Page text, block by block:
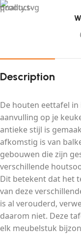
Description
De houten eettafel
aanvulling op je
antieke stijl is
afkomstig is van
gebouwen die zijn
verschillende
Dit betekent dat het
van deze
is al verouderd,
daarom niet. Deze
elk meubelstuk